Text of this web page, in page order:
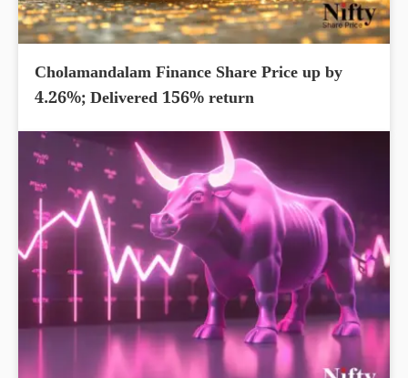
Cholamandalam Finance Share Price up by
4.26%; Delivered 156% return